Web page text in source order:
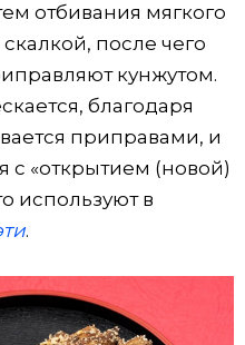
отбивания мягкого
после чего
кунжутом.
благодаря
приправами, и
с «открытием (новой)
используют в
.